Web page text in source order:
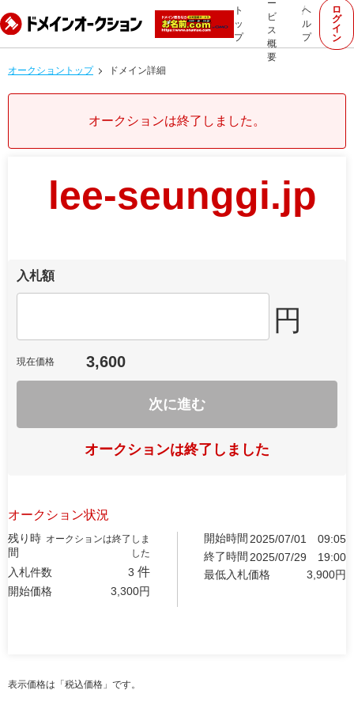
ト
ッ
プ
ー
ビ
ス
概
要
ヘ
ル
プ
ロ
グ
イ
ン
オークショントップ ドメイン詳細
オークションは終了しました。
lee-seunggi.jp
入札額
円
現在価格 3,600
次に進む
オークションは終了しました
オークション状況
残り時
間
オークションは終了しま
した
入札件数 3 件
開始価格 3,300円
開始時間 2025/07/01
09:05
終了時間 2025/07/29
19:00
最低入札価格
3,900円
表示価格は「税込価格」です。